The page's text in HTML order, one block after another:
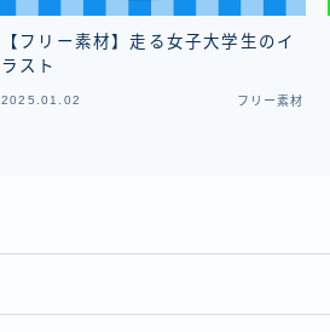
【フリー素材】走る女子大学生のイ
ラスト
2025.01.02 フリー素材